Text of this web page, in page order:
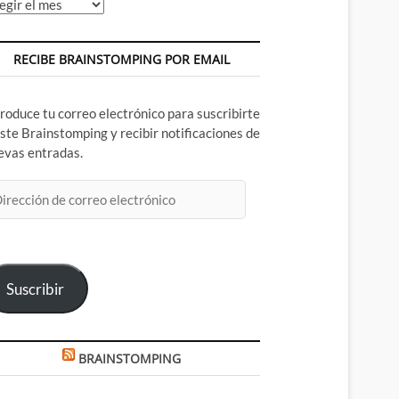
RECIBE BRAINSTOMPING POR EMAIL
tu correo electrónico para suscribirte
Brainstomping y recibir notificaciones de
entradas.
Suscribir
BRAINSTOMPING